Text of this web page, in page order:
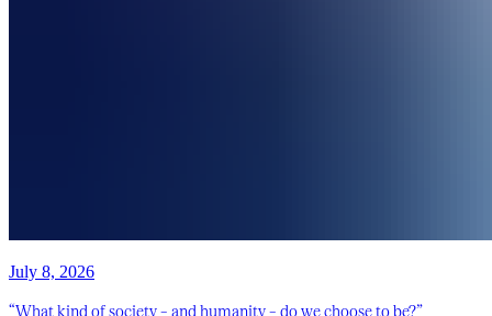
July 8, 2026
“What kind of society – and humanity – do we choose to be?”